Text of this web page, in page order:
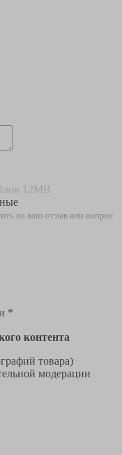
12MB
на ваш отзыв или вопрос
*
контента
товара)
модерации